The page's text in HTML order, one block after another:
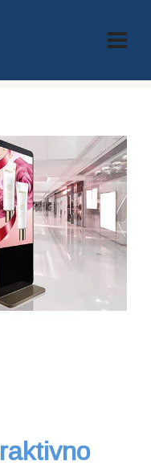
RJEŠENJE ZA